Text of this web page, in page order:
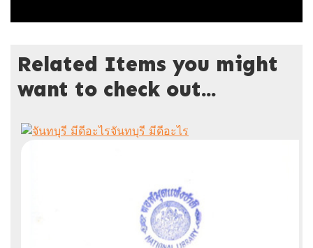
Related Items you might
want to check out...
จันทบุรี มีดีอะไร